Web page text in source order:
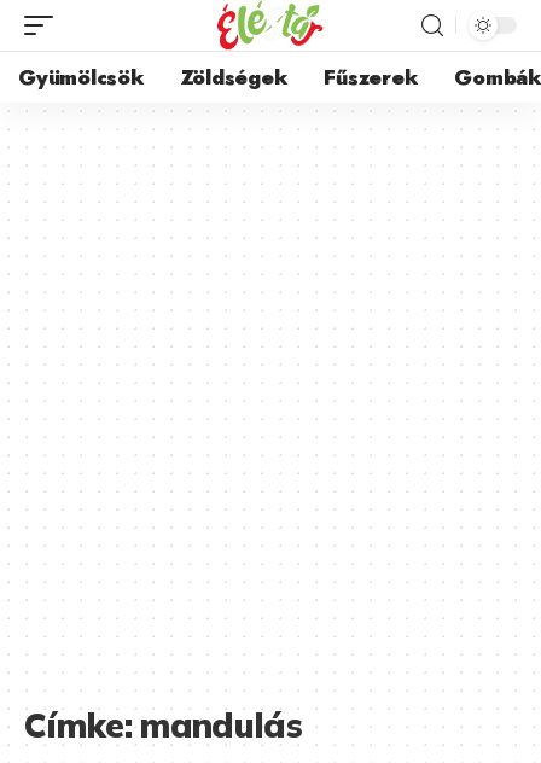
Gyümölcsök Zöldségek Fűszerek Gombák
Címke:mandulás